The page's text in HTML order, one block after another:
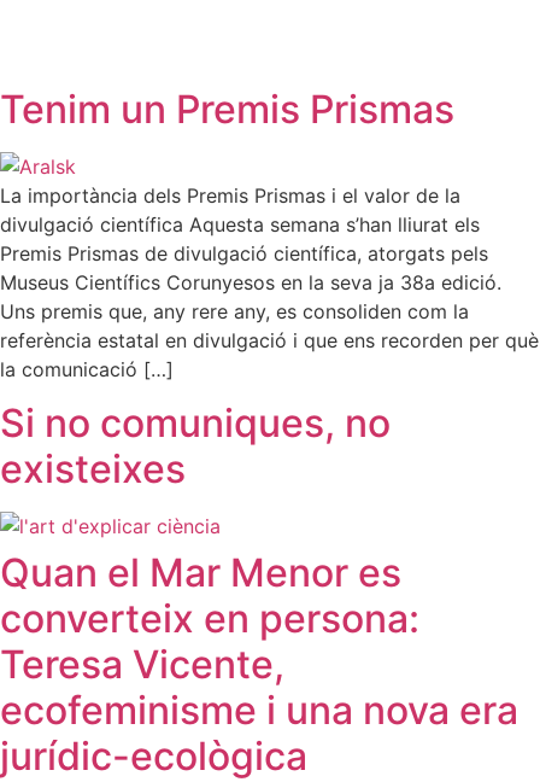
Tenim un Premis Prismas
La importància dels Premis Prismas i el valor de la
divulgació científica Aquesta semana s’han lliurat els
Premis Prismas de divulgació científica, atorgats pels
Museus Científics Corunyesos en la seva ja 38a edició.
Uns premis que, any rere any, es consoliden com la
referència estatal en divulgació i que ens recorden per què
la comunicació […]
Si no comuniques, no
existeixes
Quan el Mar Menor es
converteix en persona:
Teresa Vicente,
ecofeminisme i una nova era
jurídic-ecològica